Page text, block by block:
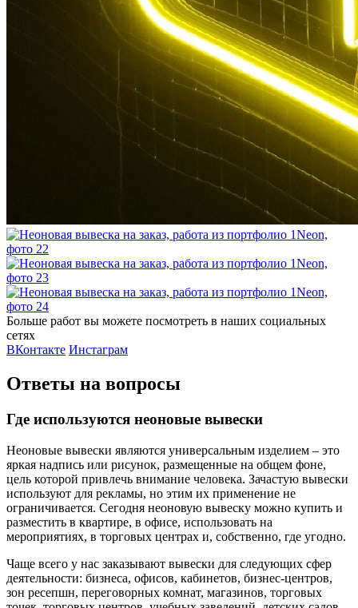
Больше работ вы можете посмотреть в наших социальных
сетях
ВКонтакте Инстаграм
Ответы на вопросы
Где используются неоновые вывески
Неоновые вывески являются универсальным изделием – это
яркая надпись или рисунок, размещенные на общем фоне,
цель которой привлечь внимание человека. Зачастую вывески
используют для рекламы, но этим их применение не
ограничивается. Сегодня неоновую вывеску можно купить и
разместить в квартире, в офисе, использовать на
мероприятиях, в торговых центрах и, собственно, где угодно.
Чаще всего у нас заказывают вывески для следующих сфер
деятельности: бизнеса, офисов, кабинетов, бизнес-центров,
зон ресепшн, переговорных комнат, магазинов, торговых